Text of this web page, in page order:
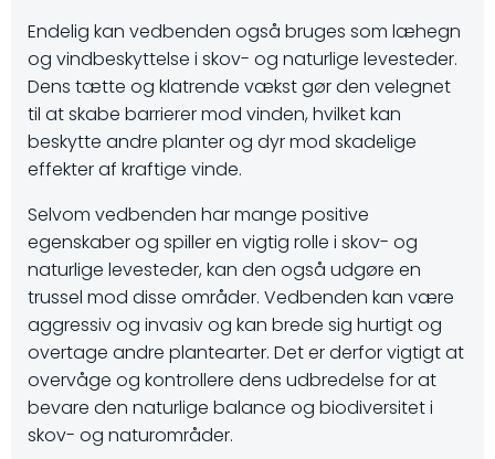
Endelig kan vedbenden også bruges som læhegn
og vindbeskyttelse i skov- og naturlige levesteder.
Dens tætte og klatrende vækst gør den velegnet
til at skabe barrierer mod vinden, hvilket kan
beskytte andre planter og dyr mod skadelige
effekter af kraftige vinde.
Selvom vedbenden har mange positive
egenskaber og spiller en vigtig rolle i skov- og
naturlige levesteder, kan den også udgøre en
trussel mod disse områder. Vedbenden kan være
aggressiv og invasiv og kan brede sig hurtigt og
overtage andre plantearter. Det er derfor vigtigt at
overvåge og kontrollere dens udbredelse for at
bevare den naturlige balance og biodiversitet i
skov- og naturområder.